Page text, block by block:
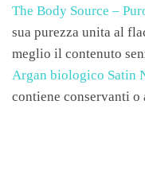
The Body Source –
sua purezza unita al
meglio il contenuto
Argan biologico Satin
contiene conservanti o